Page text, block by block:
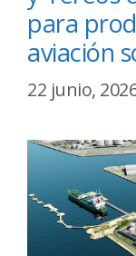
para
aviación
22 junio,